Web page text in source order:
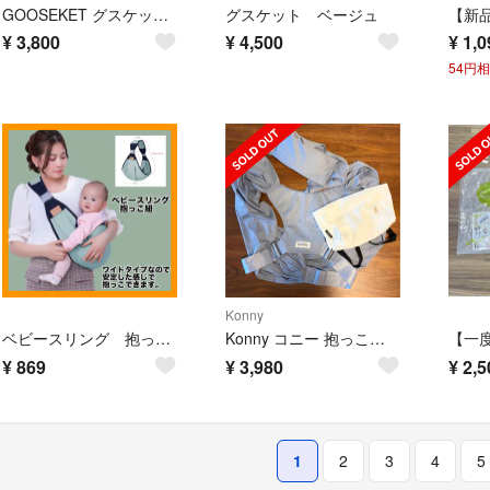
GOOSEKET グスケット 抱っこ紐 セカンド抱っこ紐
¥3,800
グスケット ベージュ
¥4,500 ¥
54円
ベビースリング 抱っこひも 抱っこ紐 グリーン 斜め掛け ヒップシート ワイド
¥869
Konny
Konny コニー 抱っこ紐 FLEX AIR MESH メッシュ ペールブルー
¥3,980 ¥
1 2 3 4 5